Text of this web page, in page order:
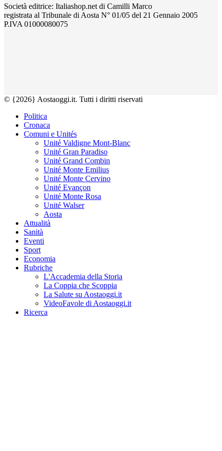
Società editrice: Italiashop.net di Camilli Marco
registrata al Tribunale di Aosta N° 01/05 del 21 Gennaio 2005
P.IVA 01000080075
© {2026} Aostaoggi.it. Tutti i diritti riservati
Politica
Cronaca
Comuni e Unités
Unité Valdigne Mont-Blanc
Unité Gran Paradiso
Unité Grand Combin
Unité Monte Emilius
Unité Monte Cervino
Unité Evançon
Unité Monte Rosa
Unité Walser
Aosta
Attualità
Sanità
Eventi
Sport
Economia
Rubriche
L'Accademia della Storia
La Coppia che Scoppia
La Salute su Aostaoggi.it
VideoFavole di Aostaoggi.it
Ricerca